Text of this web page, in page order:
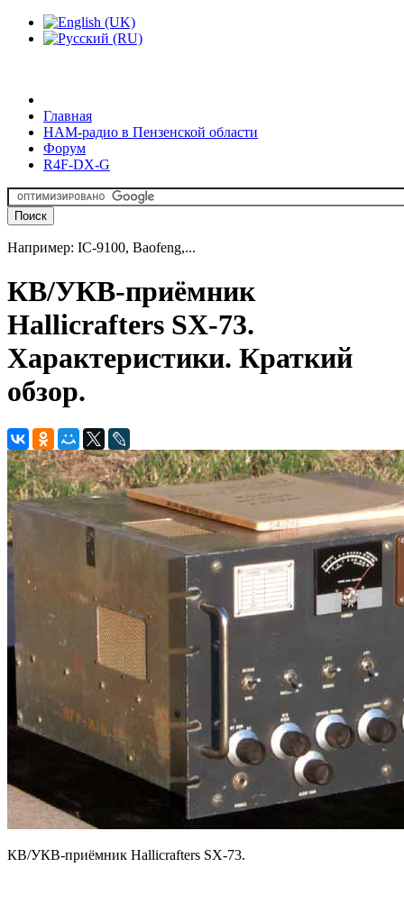
Главная
HAM-радио в Пензенской области
Форум
R4F-DX-G
Например: IC-9100, Baofeng,...
КВ/УКВ-приёмник
Hallicrafters SX-73.
Характеристики. Краткий
обзор.
КВ/УКВ-приёмник Hallicrafters SX-73.